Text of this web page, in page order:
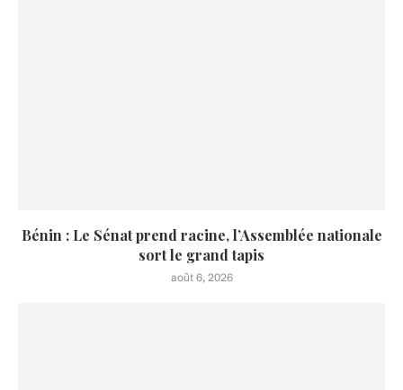
Bénin : Le Sénat prend racine, l’Assemblée nationale
sort le grand tapis
août 6, 2026